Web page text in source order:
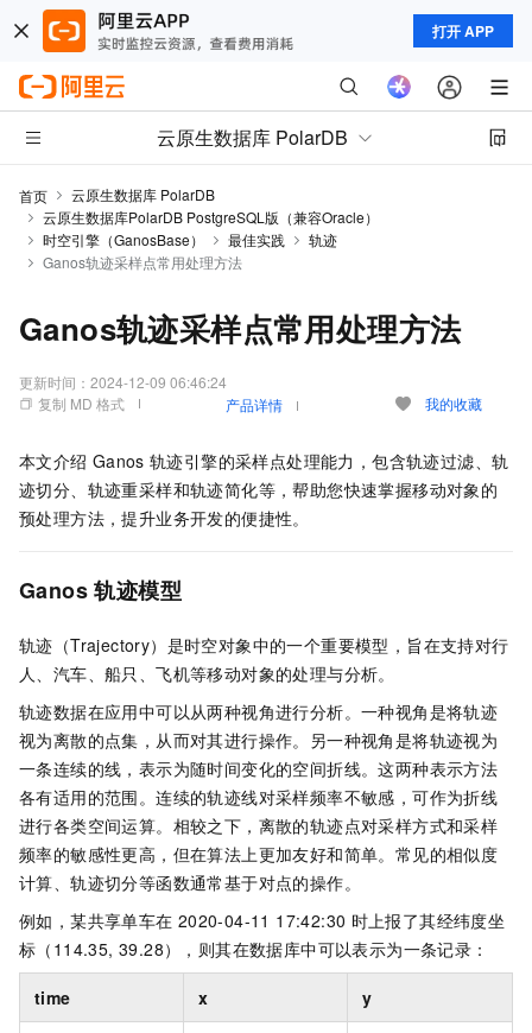
打开 APP
云原生数据库 PolarDB
首页
云原生数据库 PolarDB
云原生数据库PolarDB PostgreSQL版（兼容Oracle）
时空引擎（GanosBase）
最佳实践
轨迹
Ganos轨迹采样点常用处理方法
Ganos轨迹采样点常用处理方法
更新时间： 2024-12-09 06:46:24
复制 MD 格式
产品详情 我的收藏
本文介绍 Ganos 轨迹引擎的采样点处理能力，包含轨迹过滤、轨
迹切分、轨迹重采样和轨迹简化等，帮助您快速掌握移动对象的
预处理方法，提升业务开发的便捷性。
Ganos 轨迹模型
轨迹（Trajectory）是时空对象中的一个重要模型，旨在支持对行
人、汽车、船只、飞机等移动对象的处理与分析。
轨迹数据在应用中可以从两种视角进行分析。一种视角是将轨迹
视为离散的点集，从而对其进行操作。另一种视角是将轨迹视为
一条连续的线，表示为随时间变化的空间折线。这两种表示方法
各有适用的范围。连续的轨迹线对采样频率不敏感，可作为折线
进行各类空间运算。相较之下，离散的轨迹点对采样方式和采样
频率的敏感性更高，但在算法上更加友好和简单。常见的相似度
计算、轨迹切分等函数通常基于对点的操作。
例如，某共享单车在 2020-04-11 17:42:30 时上报了其经纬度坐
标（114.35, 39.28），则其在数据库中可以表示为一条记录：
time x y